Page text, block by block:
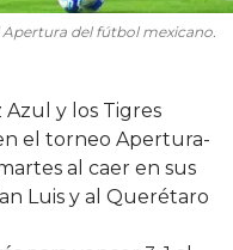
del fútbol mexicano.
Azul y los Tigres
el torneo Apertura-
al caer en sus
Luis y al Querétaro